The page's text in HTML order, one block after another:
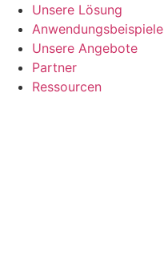
Unsere Lösung
Anwendungsbeispiele
Unsere Angebote
Partner
Ressourcen